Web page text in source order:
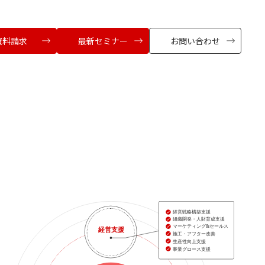
料請求 最新セミナー お問い合わせ